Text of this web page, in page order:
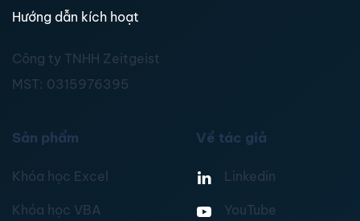
Hướng dẫn kích hoạt
Công ty TNHH Zeitgeist
MST: 0315976395
Sản phẩm
Khóa học Excel
Khóa học VBA
Về tác giả
Linkedin
YouTube